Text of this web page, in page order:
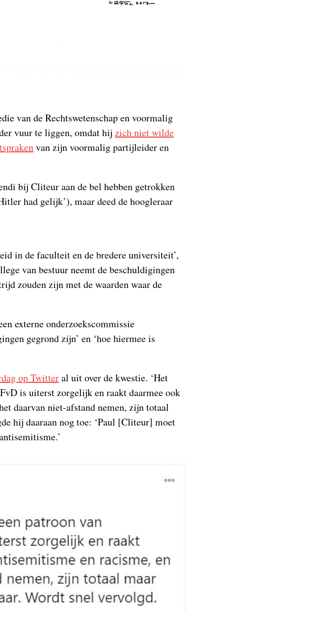
van de Rechtswetenschap en voormalig
vuur te liggen, omdat hij zich niet wilde
van zijn voormalig partijleider en
bij Cliteur aan de bel hebben getrokken
had gelijk’), maar deed de hoogleraar
in de faculteit en de bredere universiteit’,
van bestuur neemt de beschuldigingen
zouden zijn met de waarden waar de
externe onderzoekscommissie
gegrond zijn’ en ‘hoe hiermee is
op Twitteral uit over de kwestie. ‘Het
is uiterst zorgelijk en raakt daarmee ook
daarvan niet-afstand nemen, zijn totaal
hij daaraan nog toe: ‘Paul [Cliteur] moet